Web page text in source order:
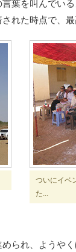
葉を叫んでい
れた時点で、最
ついにイベ
た...
られ、ようや